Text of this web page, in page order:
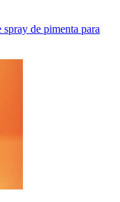
de pimenta para